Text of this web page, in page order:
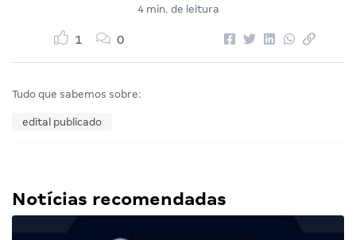
4 min. de leitura
1 0
Tudo que sabemos sobre:
edital publicado
Notícias recomendadas